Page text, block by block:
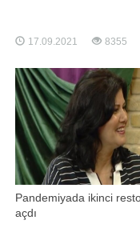
sonuncu dəfə "Sen çal
17.09.2021 8355
Pandemiyada ikinci
açdı